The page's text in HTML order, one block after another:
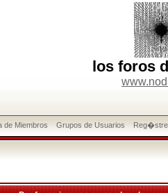
los foros
de Miembros Grupos de Usuarios